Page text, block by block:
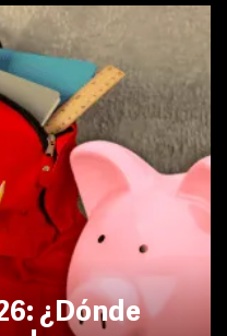
¿Dónde